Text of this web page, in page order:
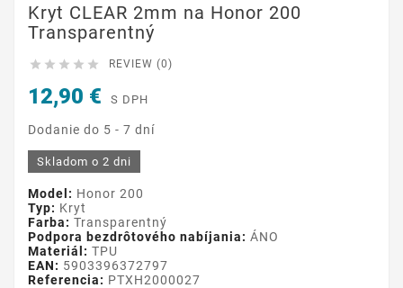
Kryt CLEAR 2mm na Honor 200
Transparentný
     REVIEW (0)
12,90 € S DPH
Dodanie do 5 - 7 dní
Skladom o 2 dni
Model: Honor 200
Typ: Kryt
Farba: Transparentný
Podpora bezdrôtového nabíjania: ÁNO
Materiál: TPU
EAN: 5903396372797
Referencia: PTXH2000027